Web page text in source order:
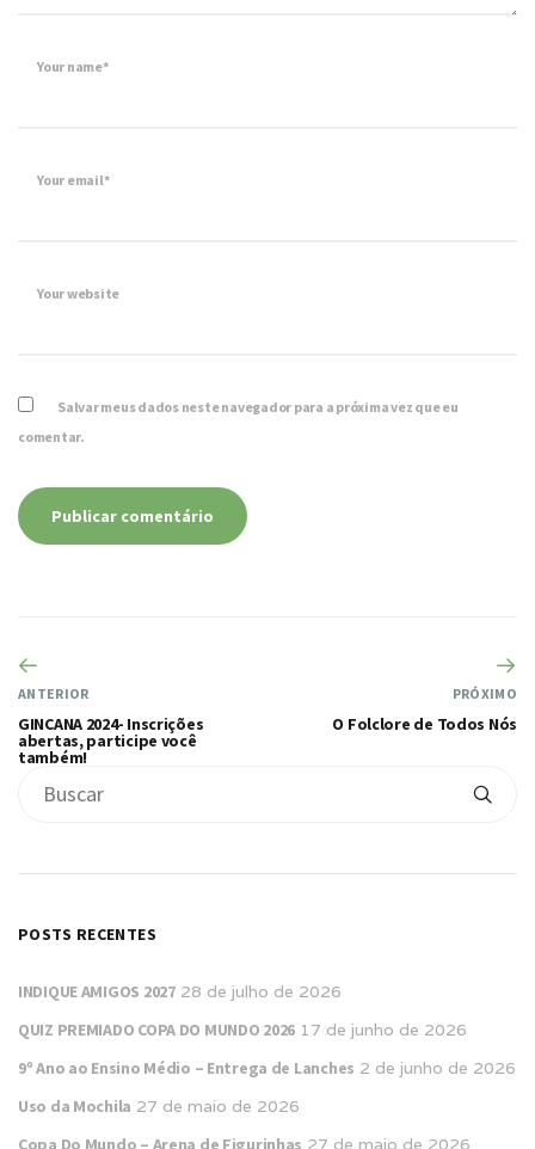
Your name*
Your email*
Your website
Salvar meus dados neste navegador para a próxima vez que eu
comentar.
ANTERIOR
GINCANA 2024- Inscrições
abertas, participe você
também!
PRÓXIMO
O Folclore de Todos Nós
POSTS RECENTES
INDIQUE AMIGOS 2027 28 de julho de 2026
QUIZ PREMIADO COPA DO MUNDO 2026 17 de junho de 2026
9º Ano ao Ensino Médio – Entrega de Lanches 2 de junho de 2026
Uso da Mochila 27 de maio de 2026
Copa Do Mundo – Arena de Figurinhas 27 de maio de 2026